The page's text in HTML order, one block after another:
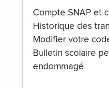
Compte SNAP et
Historique des
Modifier votre
Bulletin scolaire
endommagé